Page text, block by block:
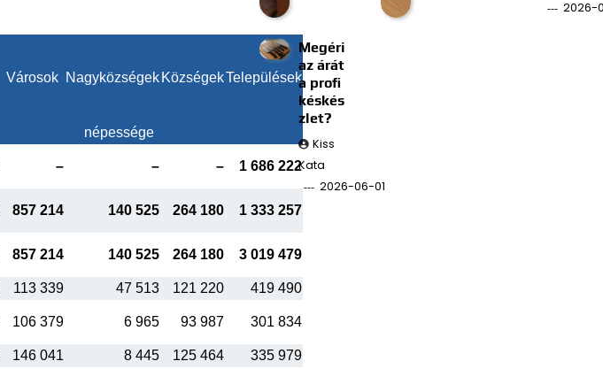
Városok Nagyközségek KözségekTelepülések
népessége
– – – 1 686 222
857 214 140 525 264 180 1 333 257
857 214 140 525 264 180 3 019 479
113 339 47 513 121 220
419 490
106 379 6 965 93 987 301 834
146 041 8 445 125 464
335 979
2026-
Megéri
az árát
a profi
késkés
zlet?
Kiss
Kata
2026-06-01